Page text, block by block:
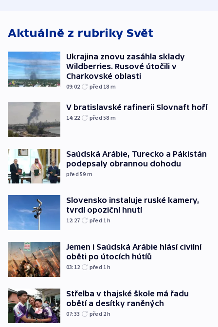
Aktuálně z rubriky Svět
Ukrajina znovu zasáhla sklady
Wildberries. Rusové útočili v
Charkovské oblasti
09:02 před 18 m
V bratislavské rafinerii Slovnaft hoří
14:22 před 58 m
Saúdská Arábie, Turecko a Pákistán
podepsaly obrannou dohodu
před 59 m
Slovensko instaluje ruské kamery,
tvrdí opoziční hnutí
12:27 před 1h
Jemen i Saúdská Arábie hlásí civilní
oběti po útocích hútíů
03:12 před 1h
Střelba v thajské škole má řadu
obětí a desítky raněných
07:33 před 2h